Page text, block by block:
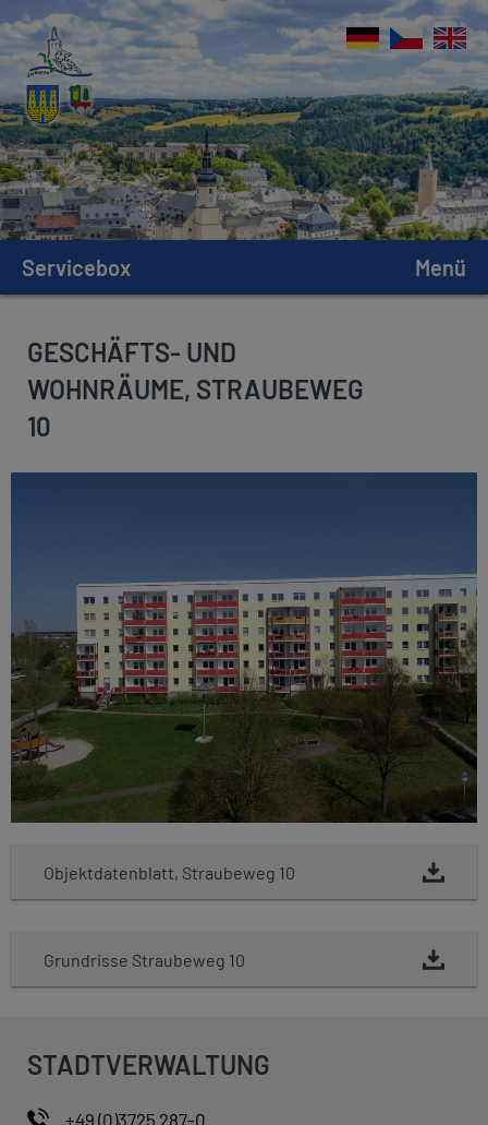
Servicebox Menü
GESCHÄFTS- UND
WOHNRÄUME, STRAUBEWEG
10
Objektdatenblatt, Straubeweg 10
Grundrisse Straubeweg 10
STADTVERWALTUNG
+49 (0)3725 287-0